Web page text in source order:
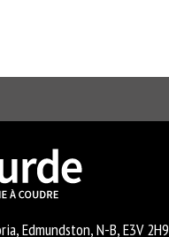
Edmundston, N-B, E3V 2H9